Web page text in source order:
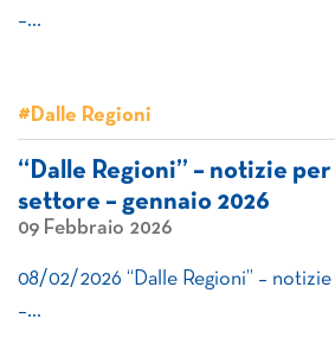
–…
#Dalle Regioni
“Dalle Regioni” – notizie
settore – gennaio 2026
09 Febbraio 2026
08/02/2026 “Dalle Regioni” –
–…